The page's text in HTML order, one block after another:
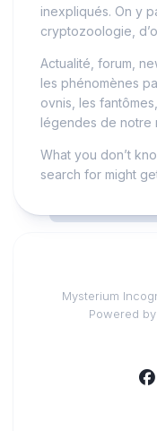
inexpliqués. On y
cryptozoologie,
Actualité, forum,
les phénomènes
ovnis, les
légendes de notre
What you don’t
search for might
Mysterium
Powered by